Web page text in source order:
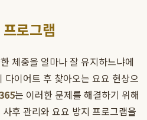
로그램
체중을 얼마나 잘 유지하느냐에
다이어트 후 찾아오는 요요 현상으
는 이러한 문제를 해결하기 위해
후 관리와 요요 방지 프로그램을